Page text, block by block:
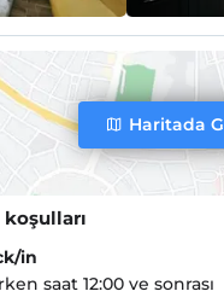
Haritada
in
saat 12:00 ve sonrası